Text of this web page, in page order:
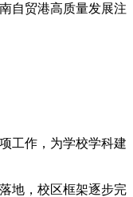
自贸港高质量发展注
工作，为学校学科建
地，校区框架逐步完